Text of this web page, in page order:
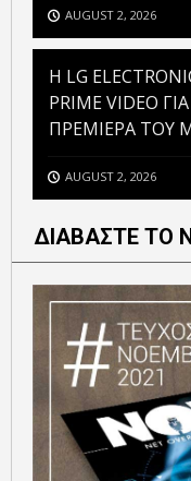
AUGUST 2, 2026
H LG
PRIME VIDEO
ΠΡΕΜΙΕΡΑ ΤΟΥ
AUGUST 2, 2026
ΔΙΑΒΑΣΤΕ ΤΟ